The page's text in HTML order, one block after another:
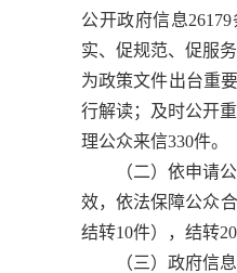
公开政府信息
实、促规范、促服
为政策文件出台重
行解读；及时公开
理公众来信330件。
（二）依申请
效，依法保障公众
结转10件），结转
（三）政府信